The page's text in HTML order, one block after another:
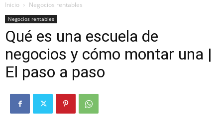
Inicio Negocios rentables
Negocios rentables
Qué es una escuela de
negocios y cómo montar una |
El paso a paso